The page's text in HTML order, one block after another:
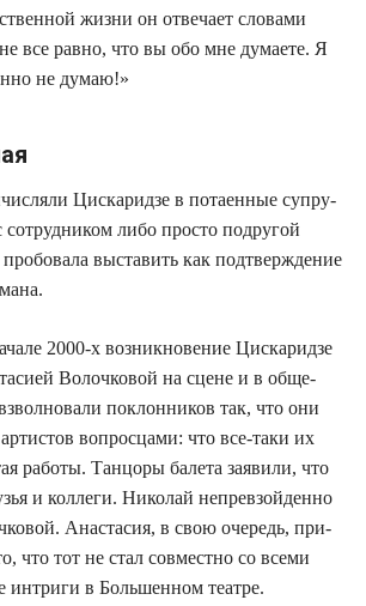
жиз­ни он отве­ча­ет сло­ва­ми
все рав­но, что вы обо мне дума­е­те. Я
не думаю!»
Цис­ка­рид­зе в пота­ен­ные супру­
либо про­сто подру­гой
выста­вить как под­твер­жде­ние
2000‑х воз­ник­но­ве­ние Цис­ка­рид­зе
Волоч­ко­вой на сцене и в обще­
поклон­ни­ков так, что они
вопрос­ца­ми: что все-таки их
рабо­ты. Тан­цо­ры бале­та заяви­ли, что
и кол­ле­ги. Нико­лай непре­взой­ден­но
Ана­ста­сия, в свою оче­редь, при­
что тот не стал сов­мест­но со все­ми
интри­ги в Боль­шен­ном театре.